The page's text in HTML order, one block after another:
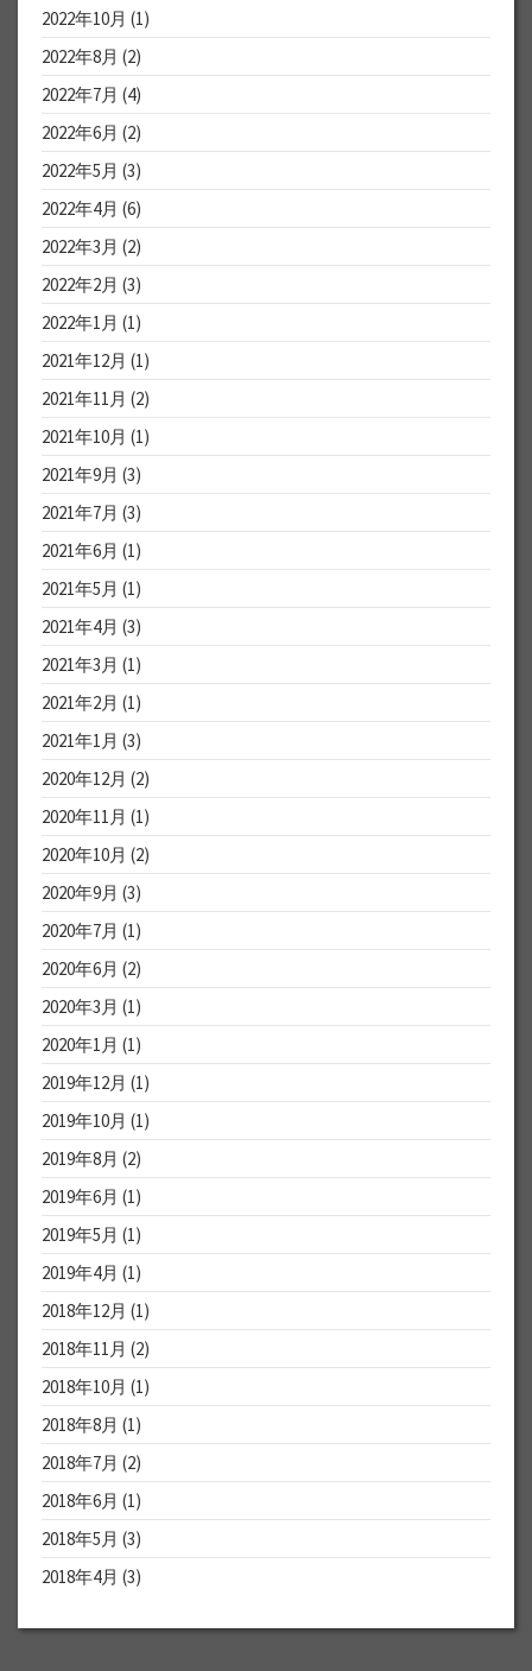
2022年10月 (1)
2022年8月 (2)
2022年7月 (4)
2022年6月 (2)
2022年5月 (3)
2022年4月 (6)
2022年3月 (2)
2022年2月 (3)
2022年1月 (1)
2021年12月 (1)
2021年11月 (2)
2021年10月 (1)
2021年9月 (3)
2021年7月 (3)
2021年6月 (1)
2021年5月 (1)
2021年4月 (3)
2021年3月 (1)
2021年2月 (1)
2021年1月 (3)
2020年12月 (2)
2020年11月 (1)
2020年10月 (2)
2020年9月 (3)
2020年7月 (1)
2020年6月 (2)
2020年3月 (1)
2020年1月 (1)
2019年12月 (1)
2019年10月 (1)
2019年8月 (2)
2019年6月 (1)
2019年5月 (1)
2019年4月 (1)
2018年12月 (1)
2018年11月 (2)
2018年10月 (1)
2018年8月 (1)
2018年7月 (2)
2018年6月 (1)
2018年5月 (3)
2018年4月 (3)